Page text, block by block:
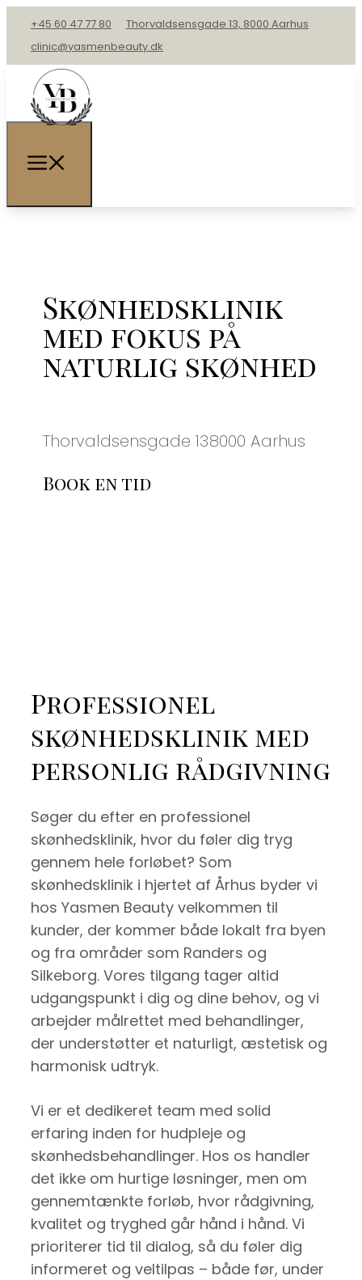
+45 60 47 77 80
Thorvaldsensgade 13, 8000 Aarhus
clinic@yasmenbeauty.dk
Skønhedsklinik
med fokus på
naturlig skønhed
Thorvaldsensgade 138000 Aarhus
Book en tid
Professionel
skønhedsklinik med
personlig rådgivning
Søger du efter en professionel
skønhedsklinik, hvor du føler dig tryg
gennem hele forløbet? Som
skønhedsklinik i hjertet af Århus byder vi
hos Yasmen Beauty velkommen til
kunder, der kommer både lokalt fra byen
og fra områder som Randers og
Silkeborg. Vores tilgang tager altid
udgangspunkt i dig og dine behov, og vi
arbejder målrettet med behandlinger,
der understøtter et naturligt, æstetisk og
harmonisk udtryk.
Vi er et dedikeret team med solid
erfaring inden for hudpleje og
skønhedsbehandlinger. Hos os handler
det ikke om hurtige løsninger, men om
gennemtænkte forløb, hvor rådgivning,
kvalitet og tryghed går hånd i hånd. Vi
prioriterer tid til dialog, så du føler dig
informeret og veltilpas – både før, under